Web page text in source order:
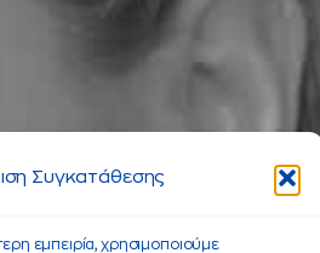
Συγκατάθεσης
εμπειρία, χρησιμοποιούμε